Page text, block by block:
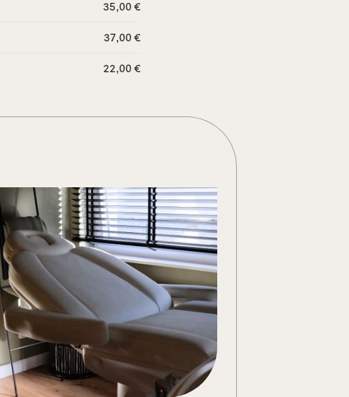
35,00 €
37,00 €
22,00 €